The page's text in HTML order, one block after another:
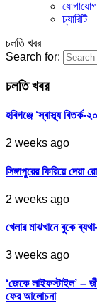
চ্যারিটি
চলতি খবর
Search for:
চলতি খবর
হবিগঞ্জে ‘স্বাস্থ্য বিতর্ক-
2 weeks ago
সিঙ্গাপুরের ফিরিয়ে
2 weeks ago
খেলার মাঝখানে বুকে
3 weeks ago
‘জেকে লাইফস্টাইল’ –
ফের আলোচনা